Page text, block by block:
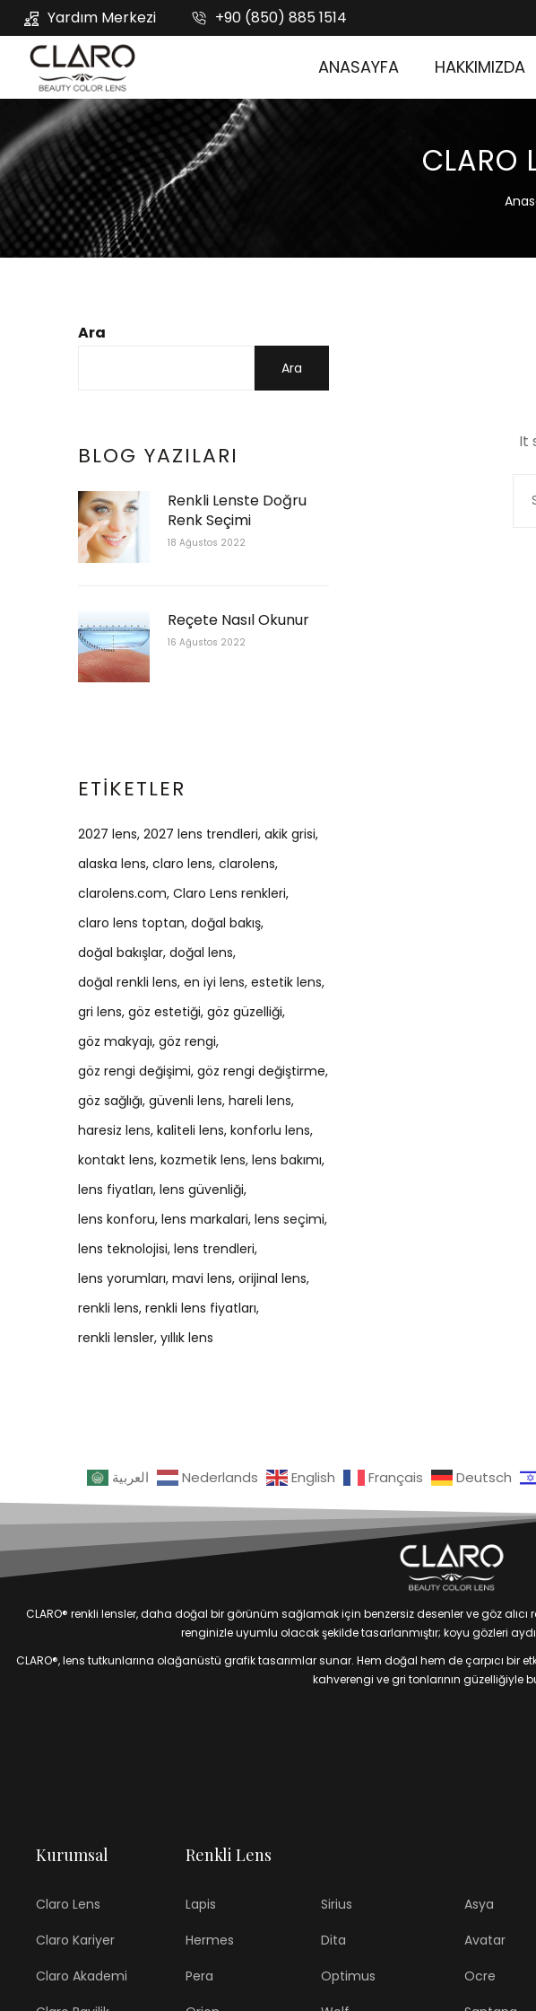
Yardım Merkezi +90 (850) 885 1514
ANASAYFA HAKKIMIZDA
CLARO
Ara
Ara
BLOG YAZILARI
Renkli Lenste Doğru
Renk Seçimi
18 Ağustos 2022
Reçete Nasıl Okunur
16 Ağustos 2022
ETIKETLER
2027 lens 2027 lens trendleri akik grisi
alaska lens claro lens clarolens
clarolens.com Claro Lens renkleri
claro lens toptan doğal bakış
doğal bakışlar doğal lens
doğal renkli lens en iyi lens estetik lens
gri lens göz estetiği göz güzelliği
göz makyajı göz rengi
göz rengi değişimi göz rengi değiştirme
göz sağlığı güvenli lens hareli lens
haresiz lens kaliteli lens konforlu lens
kontakt lens kozmetik lens lens bakımı
lens fiyatları lens güvenliği
lens konforu lens markalari lens seçimi
lens teknolojisi lens trendleri
lens yorumları mavi lens orijinal lens
renkli lens renkli lens fiyatları
renkli lensler yıllık lens
It
العربية Nederlands English Français Deutsch
CLARO® renkli lensler, daha doğal bir görünüm sağlamak için benzersiz desenler ve göz
renginizle uyumlu olacak şekilde tasarlanmıştır; koyu gözleri
CLARO®, lens tutkunlarına olağanüstü grafik tasarımlar sunar. Hem doğal hem de çarpıcı bir
kahverengi ve gri tonlarının güzelliğiyle
Kurumsal
Claro Lens
Claro Kariyer
Claro Akademi
Renkli Lens
Lapis
Hermes
Pera
Sirius
Dita
Optimus
Asya
Avatar
Ocre